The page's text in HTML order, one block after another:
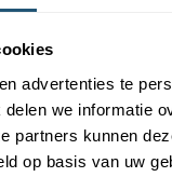
advertenties te
we informatie
partners kunnen
op basis van uw
van een sterke
en
40x60 cm, 70x100